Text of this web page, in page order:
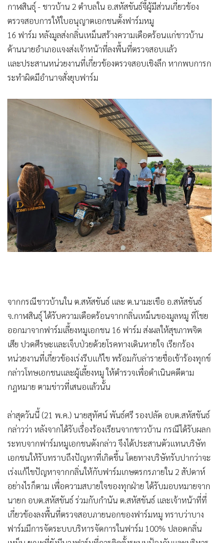
• ต่างประเทศ
• Special Scoop
• เศรษฐกิจ-ธุรกิจ
• จีน
• ชุมชน-คุณภาพชีวิต
• อาชญากรรม
• Motoring
•
อินโดจีน
•
กองทุนรวม
• Celeb Online
• Factcheck
• ญี่ปุ่น
• News1
กาฬสินธุ์ - ชาวบ้าน 2 ตำบลใน อ.สหัสขันธ์จี้ผู้มีส่วนเกี่ยวข้อง
ตรวจสอบการให้ใบอนุญาตเอกชนตั้งฟาร์มหมู
16 ฟาร์ม หลังมูลส่งกลิ่นเหม็นสร้างความเดือดร้อนแก่ชาวบ้าน
ด้านนายอำเภอแจงส่งเจ้าหน้าที่ลงพื้นที่ตรวจสอบแล้ว
และประสานหน่วยงานที่เกี่ยวข้องตรวจสอบเชิงลึก หากพบการก
ระทำผิดมีอำนาจสั่งยุบฟาร์ม
จากกรณีชาวบ้านใน ต.สหัสขันธ์ และ ต.นามะเขือ อ.สหัสขันธ์
จ.กาฬสินธุ์ ได้รับความเดือดร้อนจากกลิ่นเหม็นของมูลหมู ที่โชย
ออกมาจากฟาร์มเลี้ยงหมูเอกชน 16 ฟาร์ม ส่งผลให้สุขภาพจิต
เสีย ปวดศีรษะและเจ็บป่วยด้วยโรคทางเดินหายใจ เรียกร้อง
หน่วยงานที่เกี่ยวข้องเร่งรีบแก้ไข พร้อมกับล่ารายชื่อเข้าร้องทุกข์
กล่าวโทษเอกชนและผู้เลี้ยงหมู ให้ตำรวจเพื่อดำเนินคดีตาม
กฎหมาย ตามข่าวที่เสนอแล้วนั้น
ล่าสุดวันนี้ (21 พ.ค.) นายสุทัศน์ พันธ์ศรี รองปลัด อบต.สหัสขันธ์
กล่าวว่า หลังจากได้รับเรื่องร้องเรียนจากชาวบ้าน กรณีได้รับผลก
ระทบจากฟาร์มหมูเอกชนดังกล่าว จึงได้ประสานตัวแทนบริษัท
เอกชนให้รับทราบถึงปัญหาที่เกิดขึ้น โดยทางบริษัทรับปากว่าจะ
เร่งแก้ไขปัญหาจากกลิ่นให้กับฟาร์มเกษตรกรภายใน 2 สัปดาห์
อย่างไรก็ตาม เพื่อความสบายใจของทุกฝ่าย ได้รับมอบหมายจาก
นายก อบต.สหัสขันธ์ ร่วมกับกำนัน ต.สหัสขันธ์ และเจ้าหน้าที่ที่
เกี่ยวข้องลงพื้นที่ตรวจสอบภายนอกของฟาร์มหมู ทราบว่าบาง
ฟาร์มมีการจัดระบบบริหารจัดการในฟาร์ม 100% ปลอดกลิ่น